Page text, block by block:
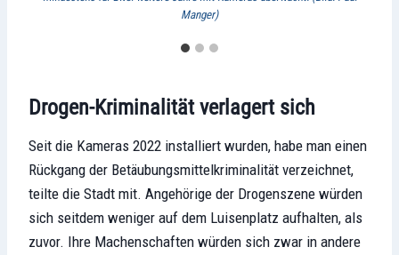
Manger)
Drogen-Kriminalität verlagert sich
Seit die Kameras 2022 installiert wurden, habe man einen
Rückgang der Betäubungsmittelkriminalität verzeichnet,
teilte die Stadt mit. Angehörige der Drogenszene würden
sich seitdem weniger auf dem Luisenplatz aufhalten, als
zuvor. Ihre Machenschaften würden sich zwar in andere